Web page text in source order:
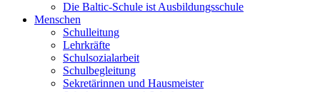
Die Baltic-Schule ist Ausbildungsschule
Menschen
Schulleitung
Lehrkräfte
Schulsozialarbeit
Schulbegleitung
Sekretärinnen und Hausmeister